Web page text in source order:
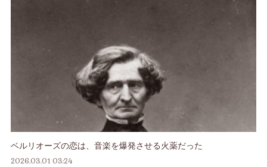
ベルリオーズの恋は、音楽を爆発させる火薬だった
2026.03.01 03:24